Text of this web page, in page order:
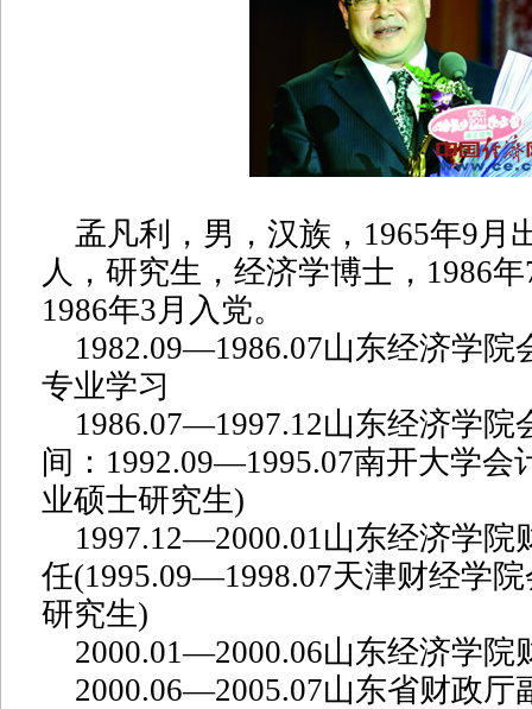
孟凡利，男，汉族，1965年9月
人，研究生，经济学博士，1986
1986年3月入党。
1982.09—1986.07山东经济学院
专业学习
1986.07—1997.12山东经济学院
间：1992.09—1995.07南开大学会
业硕士研究生)
1997.12—2000.01山东经济学院
任(1995.09—1998.07天津财经学
研究生)
2000.01—2000.06山东经济学院
2000.06—2005.07山东省财政厅